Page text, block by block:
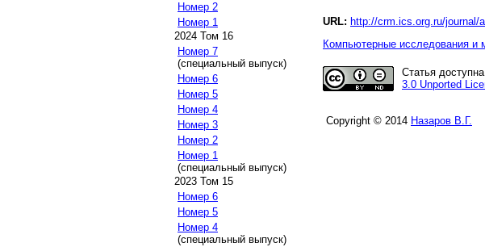
Номер 2
Номер 1
2024 Том 16
Номер 7
(специальный выпуск)
Номер 6
Номер 5
Номер 4
Номер 3
Номер 2
Номер 1
(специальный выпуск)
2023 Том 15
Номер 6
Номер 5
Номер 4
(специальный выпуск)
URL: http://crm.ics.org.ru/journal/
Компьютерные исследования и
Статья
3.0 Unported
Copyright © 2014 Назаров В.Г.